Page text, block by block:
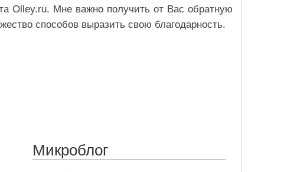
Olley.ru. Мне важно получить от Вас обратную
способов выразить свою благодарность.
Микроблог